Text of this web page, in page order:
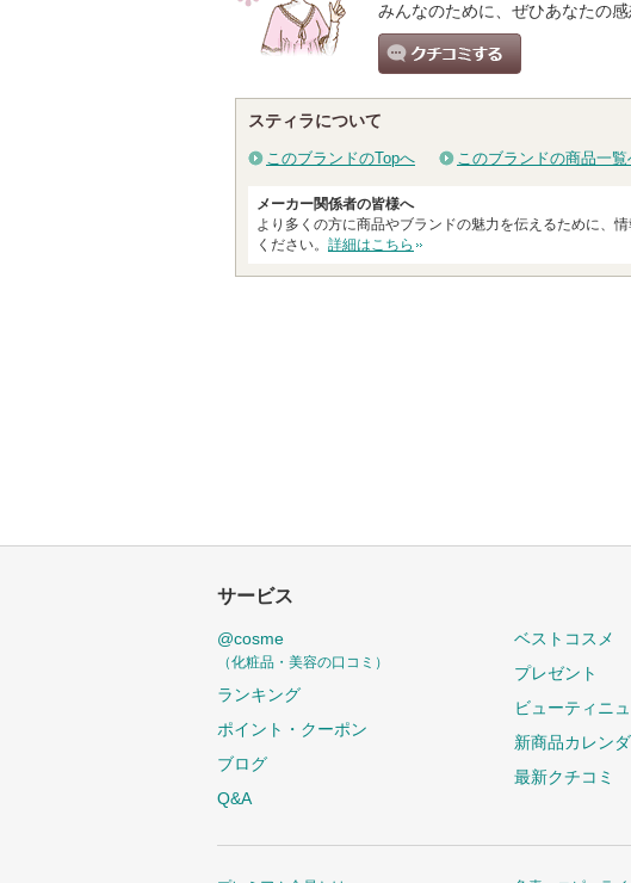
みんなのために、ぜひあなたの感
スティラについて
このブランドのTopへ このブランドの商品一覧
メーカー関係者の皆様へ
より多くの方に商品やブランドの魅力を伝えるために、
ください。 詳細はこちら
サービス
@cosme
（化粧品・美容の口コミ）
ランキング
ポイント・クーポン
ブログ
Q&A
ベストコスメ
プレゼント
ビューティニ
新商品カレン
最新クチコミ